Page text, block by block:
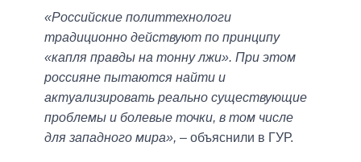
«Российские политтехнологи
традиционно действуют по принципу
«капля правды на тонну лжи». При этом
россияне пытаются найти и
актуализировать реально существующие
проблемы и болевые точки, в том числе
для западного мира», – объяснили в ГУР.